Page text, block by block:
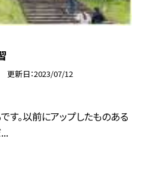
更新日 2023/07/12
す。以前にアップしたものある